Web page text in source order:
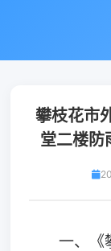
攀枝花市
堂二楼防
一、